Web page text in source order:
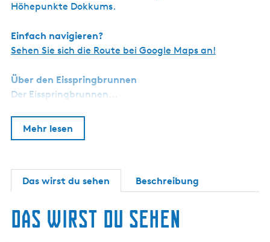
Höhepunkte Dokkums.
Einfach navigieren?
Sehen Sie sich die Route bei Google Maps an!
Über den Eisspringbrunnen
Der Eisspringbrunnen…
Mehr lesen
Das wirst du sehen Beschreibung
Das wirst du sehen